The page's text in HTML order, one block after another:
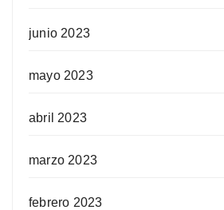
junio 2023
mayo 2023
abril 2023
marzo 2023
febrero 2023